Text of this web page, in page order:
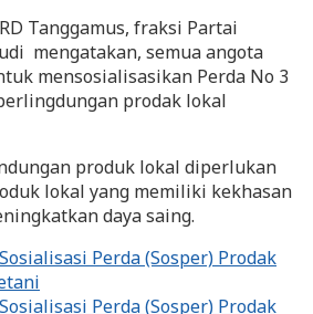
Tanggamus, fraksi Partai
mengatakan, semua angota
mensosialisasikan Perda No 3
prodak lokal
produk lokal diperlukan
lokal yang memiliki kekhasan
daya saing.